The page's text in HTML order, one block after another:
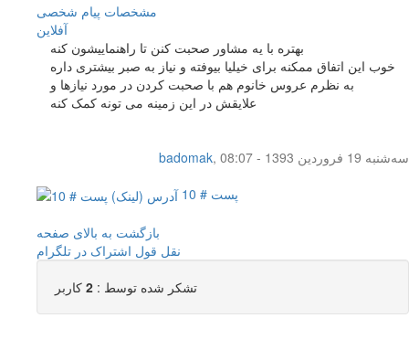
مشخصات پیام شخصی
آفلاين
بهتره با یه مشاور صحبت کنن تا راهنماییشون کنه
خوب این اتفاق ممکنه برای خیلیا بیوفته و نیاز به صبر بیشتری داره
به نظرم عروس خانوم هم با صحبت کردن در مورد نیازها و
علایقش در این زمینه می تونه کمک کنه
badomak,
سه‌شنبه 19 فروردین 1393 - 08:07
پست # 10
بازگشت به بالای صفحه
نقل قول اشتراک در تلگرام
تشکر شده توسط : 2 کاربر